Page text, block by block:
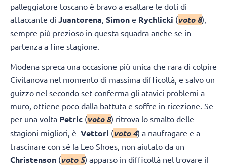
palleggiatore toscano è bravo a esaltare le doti di
attaccante di Juantorena Simon e Rychlicki (voto 8),
sempre più prezioso in questa squadra anche se in
partenza a fine stagione.
Modena spreca una occasione più unica che rara di colpire
Civitanova nel momento di massima difficoltà, e salvo un
guizzo nel secondo set conferma gli atavici problemi a
muro, ottiene poco dalla battuta e soffre in ricezione. Se
per una volta Petric (voto 8) ritrova lo smalto delle
stagioni migliori, è Vettori (voto 4) a naufragare e a
trascinare con sé la Leo Shoes, non aiutato da un
Christenson (voto 5) apparso in difficoltà nel trovare il